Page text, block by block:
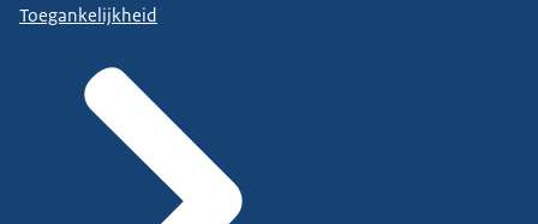
Toegankelijkheid